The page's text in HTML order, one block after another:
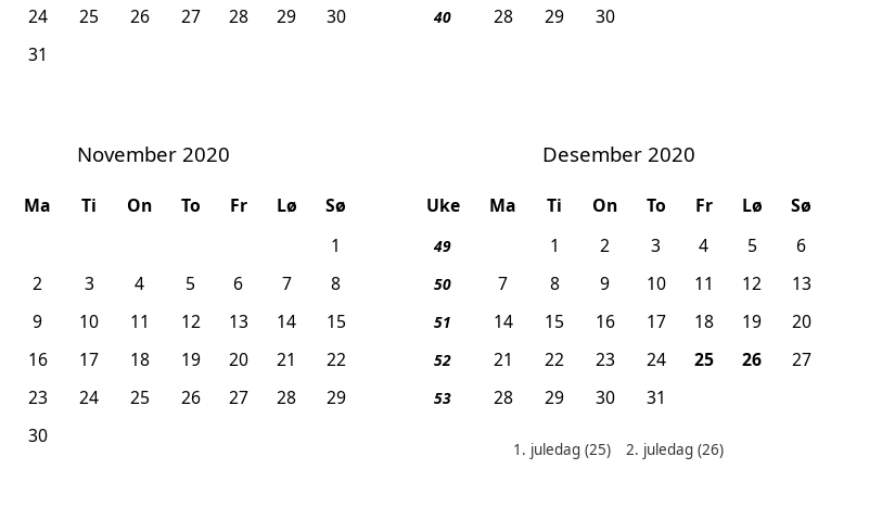
24 25 26 27 28 29 30
31
40 28 29 30
November 2020
Ma Ti On To Fr Lø Sø
1
2 3 4 5 6 7 8
9 10 11 12 13 14 15
16 17 18 19 20 21 22
23 24 25 26 27 28 29
30
Desember 2020
Uke Ma Ti On To Fr Lø Sø
49 1 2 3 4 5 6
50 7 8 9 10 11 12 13
51 14 15 16 17 18 19 20
52 21 22 23 24 25, 1. juledag
26, 2. juledag
27
53 28 29 30 31
Helligdager denne måneden:
1. juledag(25) 2. juledag (26)